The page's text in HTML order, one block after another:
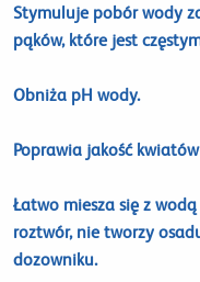
Stymuluje pobór wody
pąków, które jest
Obniża pH wody.
Poprawia jakość
Łatwo miesza się z
roztwór, nie tworzy
dozowniku.